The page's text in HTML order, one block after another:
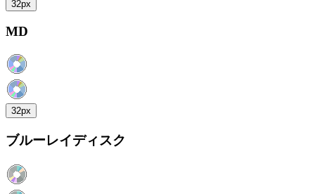
32px
MD
32px
ブルーレイディスク